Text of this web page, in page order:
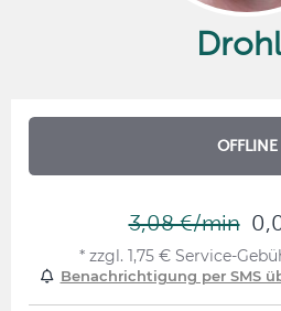
OFFLINE
3,08 €/min
* zzgl. 1,75 € Service-
Benachrichtigung per SMS